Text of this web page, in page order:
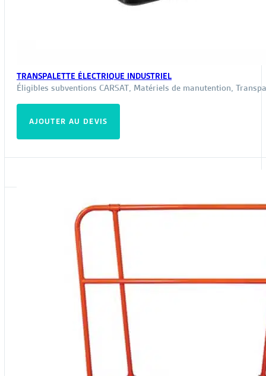
TRANSPALETTE ÉLECTRIQUE INDUSTRIEL
Éligibles subventions CARSAT, Matériels de manutention,
AJOUTER AU DEVIS